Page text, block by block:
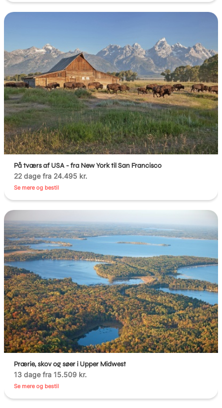
På tværs af USA - fra New York til San Francisco
22 dage fra 24.495 kr.
Se mere og bestil
Prærie, skov og søer i Upper Midwest
13 dage fra 15.509 kr.
Se mere og bestil